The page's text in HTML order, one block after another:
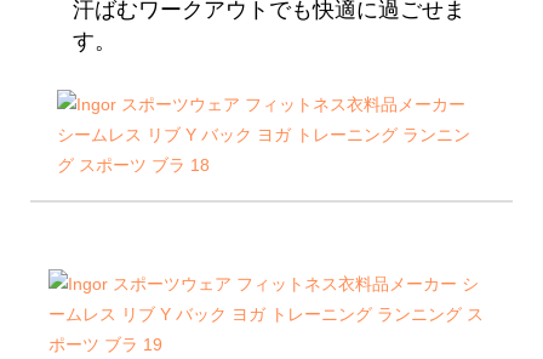
汗ばむワークアウトでも快適に過ごせま
す。